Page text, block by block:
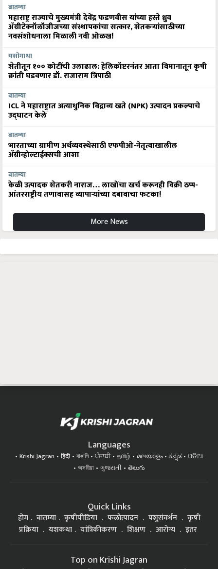
बातम्या
महाराष्ट्र राज्याचे मुख्यमंत्री देवेंद्र फडणवीस यांच्या हस्ते ध्रुव
ॲग्रीटेक्नॉलॉजीजच्या संस्थापकांचा सत्कार, शेतकऱ्यांसाठीच्या
नवसंशोधनाला मिळाली नवी ओळख!
यशोगाथा
शेतीतून १०० कोटींची उलाढाल: हेलिकॉप्टरनंतर आता विमानातून कृषी
क्रांती घडवणार डॉ. राजाराम त्रिपाठी
बातम्या
ICL ने महाराष्ट्रात अत्याधुनिक विद्राव्य खते (NPK) उत्पादन प्रकल्पाचे
उद्घाटन केले
बातम्या
भारताच्या ग्रामीण अर्थव्यवस्थेसाठी एफपीओ-नेतृत्वाखालील
अ‍ॅग्रीव्होल्टाईक्सची आशा
बातम्या
केळी उत्पादक शेतकरी नाराज… लाखोंचा खर्च करूनही विक्री ठप्प-
आंतरराष्ट्रीय तणावासह व्यापाऱ्यांच्या दबावाचा फटका!
More News
Languages
Krishi Jagran हिंदी বাঙালি ਪੰਜਾਬੀ தமிழ் മലയാളം ಕನ್ನಡ
ଓଡିଆ
অসমীয়া
ગુજરાતી తెలుగు
Quick Links
होम बातम्या कृषीपीडिया फलोत्पादन पशुसंवर्धन
कृषी
प्रक्रिया
यशकथा यांत्रिकीकरण शिक्षण आरोग्य इतर
Top on Krishi Jagran